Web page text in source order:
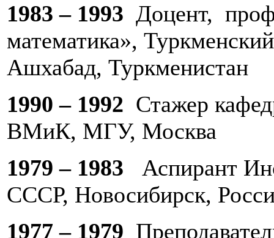
1983 – 1993 Доцент,
математика»,
Ашхабад, Туркменистан
1990 – 1992 Стажер
ВМиК, МГУ, Москва
1979 – 1983 Аспирант
СССР, Новосибирск,
1977 – 1979